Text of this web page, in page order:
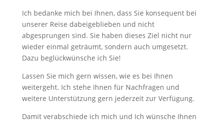
Ich bedanke mich bei Ihnen, dass Sie konsequent bei
unserer Reise dabeigeblieben und nicht
abgesprungen sind. Sie haben dieses Ziel nicht nur
wieder einmal geträumt, sondern auch umgesetzt.
Dazu beglückwünsche ich Sie!
Lassen Sie mich gern wissen, wie es bei Ihnen
weitergeht. Ich stehe Ihnen für Nachfragen und
weitere Unterstützung gern jederzeit zur Verfügung.
Damit verabschiede ich mich und Ich wünsche Ihnen